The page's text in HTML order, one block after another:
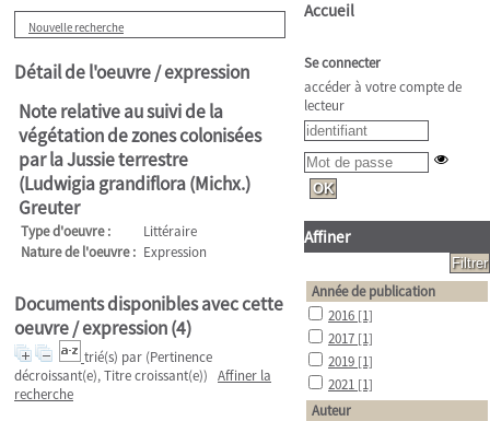
Nouvelle recherche
Détail de l'oeuvre / expression
Note relative au suivi de la
végétation de zones colonisées
par la Jussie terrestre
(Ludwigia grandiflora (Michx.)
Greuter
Type d'oeuvre :
Littéraire
Nature de l'oeuvre : Expression
Documents disponibles avec cette
oeuvre / expression (4)
trié(s) par (Pertinence
décroissant(e), Titre croissant(e)) Affiner la
recherche
Accueil
Se connecter
accéder à votre compte de
lecteur
Affiner
Année de publication
2016 [1]
2017 [1]
2019 [1]
2021 [1]
Auteur